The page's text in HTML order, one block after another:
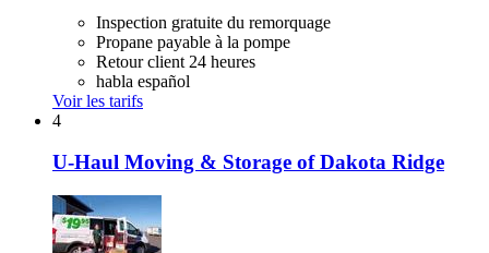
Inspection gratuite du remorquage
Propane payable à la pompe
Retour client 24 heures
habla español
Voir les tarifs
4
U-Haul Moving & Storage of Dakota Ridge